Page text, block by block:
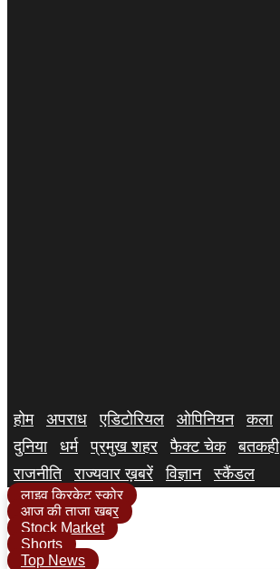
होम अपराध एडिटोरियल ओपिनियन कला
दुनिया
धर्म प्रमुख शहर फैक्ट चेक बतकही
राजनीति
राज्यवार ख़बरें विज्ञान स्कैंडल
लाइव क्रिकेट स्कोर
आज की ताजा खबर
Stock Market
Shorts
Top News